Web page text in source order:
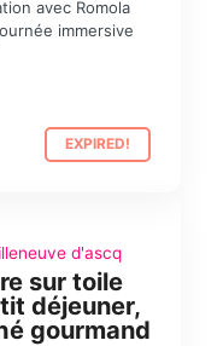
avec Romola
immersive
EXPIRED!
d'ascq
sur toile
déjeuner,
gourmand